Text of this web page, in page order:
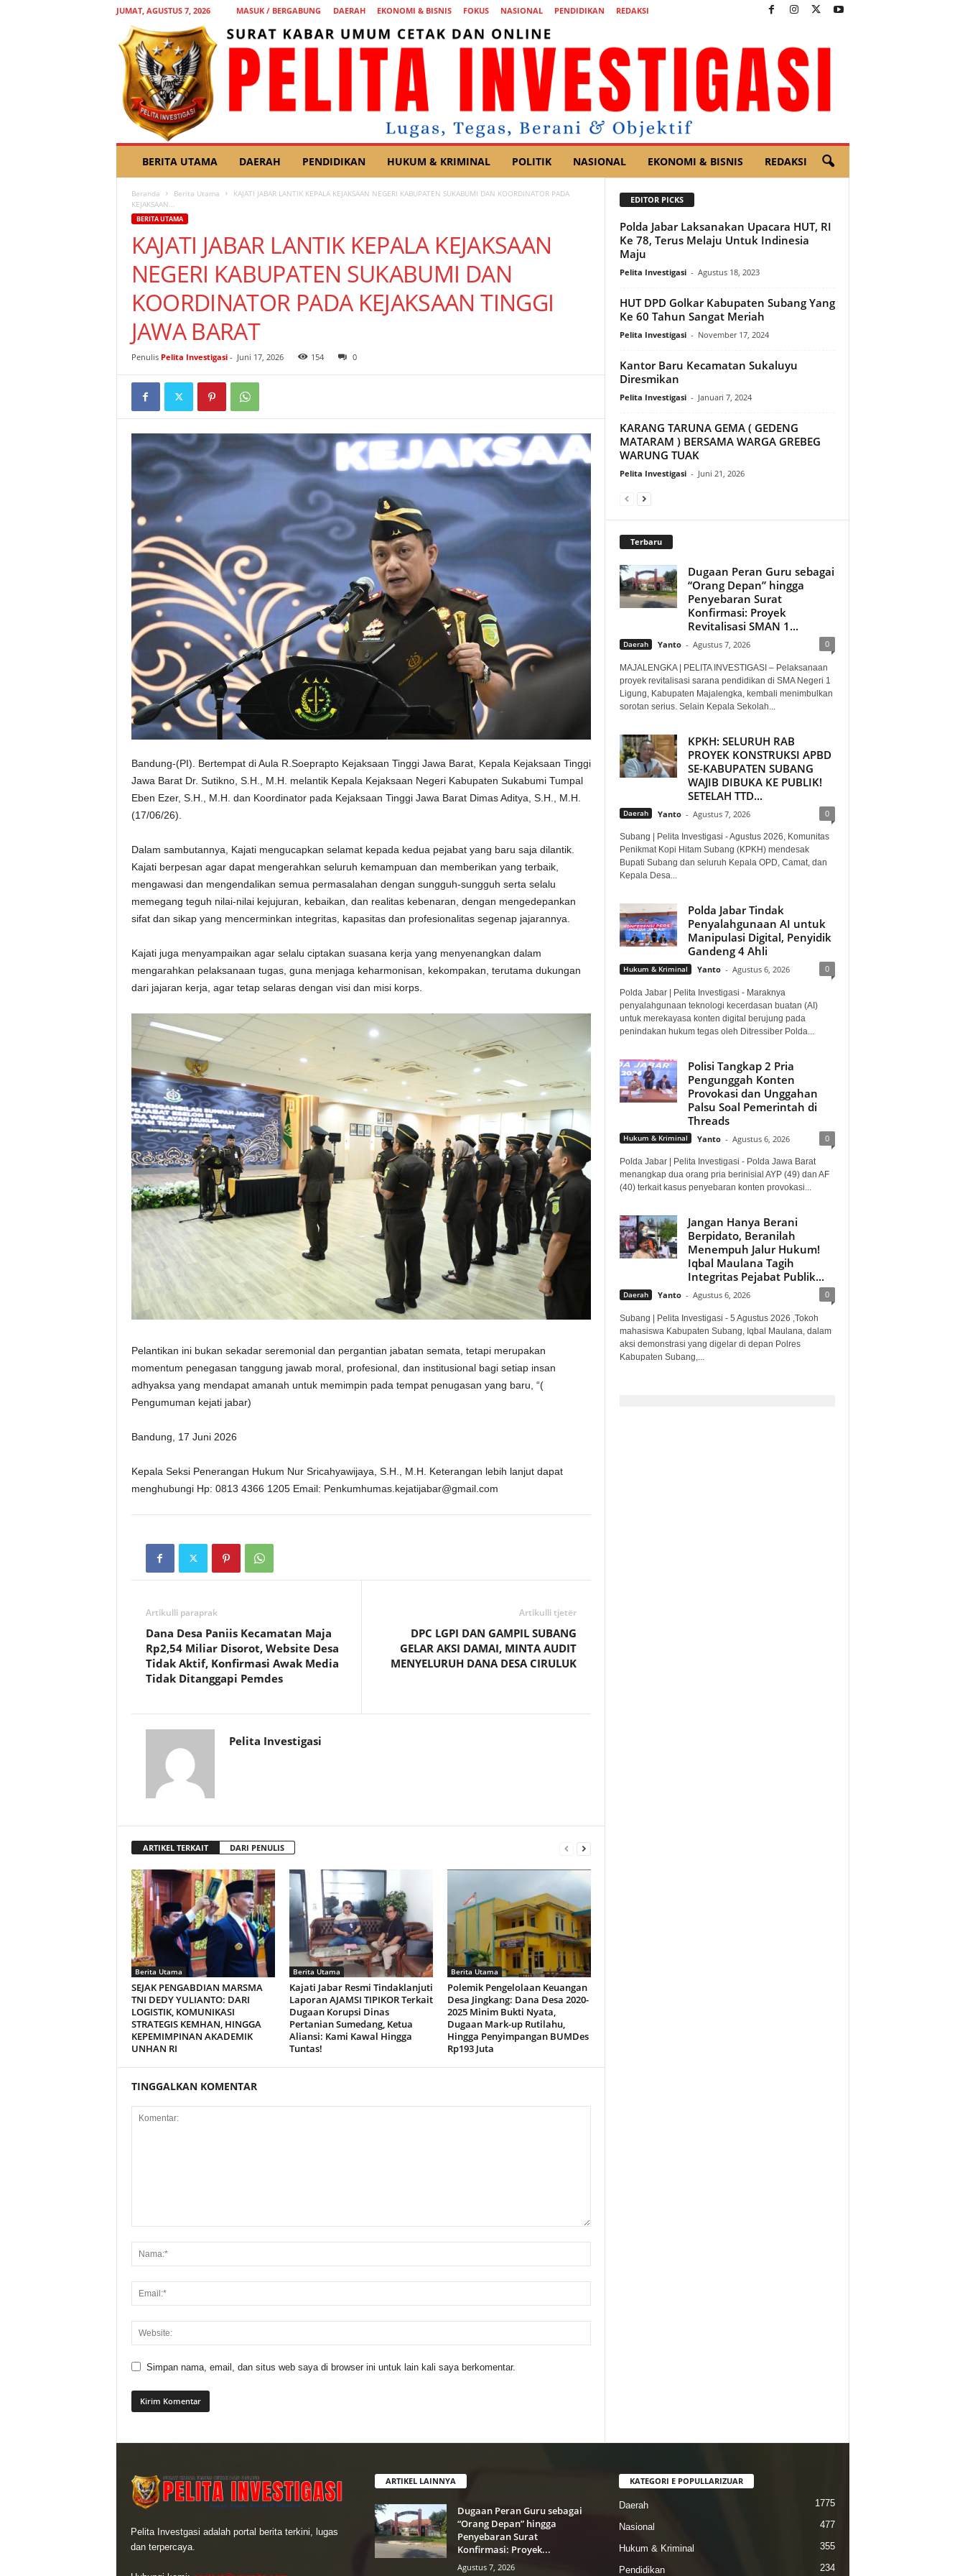
JUMAT, AGUSTUS 7, 2026 MASUK / BERGABUNG DAERAH EKONOMI & BISNIS FOKUS NASIONAL PENDIDIKAN REDAKSI
L
S
BERITA UTAMA DAERAH PENDIDIKAN HUKUM & KRIMINAL POLITIK NASIONAL EKONOMI & BISNIS REDAKSI
Beranda Berita Utama
KAJATI JABAR LANTIK KEPALA KEJAKSAAN NEGERI KABUPATEN SUKABUMI DAN KOORDINATOR PADA
KEJAKSAAN...
BERITA UTAMA
KAJATI JABAR LANTIK KEPALA KEJAKSAAN
NEGERI KABUPATEN SUKABUMI DAN
KOORDINATOR PADA KEJAKSAAN TINGGI
JAWA BARAT
Penulis Pelita Investigasi- Juni 17, 2026 154 0
Bandung-(PI). Bertempat di Aula R.Soeprapto Kejaksaan Tinggi Jawa Barat, Kepala Kejaksaan Tinggi
Jawa Barat Dr. Sutikno, S.H., M.H. melantik Kepala Kejaksaan Negeri Kabupaten Sukabumi Tumpal
Eben Ezer, S.H., M.H. dan Koordinator pada Kejaksaan Tinggi Jawa Barat Dimas Aditya, S.H., M.H.
(17/06/26).
Dalam sambutannya, Kajati mengucapkan selamat kepada kedua pejabat yang baru saja dilantik.
Kajati berpesan agar dapat mengerahkan seluruh kemampuan dan memberikan yang terbaik,
mengawasi dan mengendalikan semua permasalahan dengan sungguh-sungguh serta selalu
memegang teguh nilai-nilai kejujuran, kebaikan, dan realitas kebenaran, dengan mengedepankan
sifat dan sikap yang mencerminkan integritas, kapasitas dan profesionalitas segenap jajarannya.
Kajati juga menyampaikan agar selalu ciptakan suasana kerja yang menyenangkan dalam
mengarahkan pelaksanaan tugas, guna menjaga keharmonisan, kekompakan, terutama dukungan
dari jajaran kerja, agar tetap selaras dengan visi dan misi korps.
Pelantikan ini bukan sekadar seremonial dan pergantian jabatan semata, tetapi merupakan
momentum penegasan tanggung jawab moral, profesional, dan institusional bagi setiap insan
adhyaksa yang mendapat amanah untuk memimpin pada tempat penugasan yang baru, “(
Pengumuman kejati jabar)
Bandung, 17 Juni 2026
Kepala Seksi Penerangan Hukum Nur Sricahyawijaya, S.H., M.H. Keterangan lebih lanjut dapat
menghubungi Hp: 0813 4366 1205 Email: Penkumhumas.kejatijabar@gmail.com
Artikulli paraprak
Dana Desa Paniis Kecamatan Maja
Rp2,54 Miliar Disorot, Website Desa
Tidak Aktif, Konfirmasi Awak Media
Tidak Ditanggapi Pemdes
Artikulli tjetër
DPC LGPI DAN GAMPIL SUBANG
GELAR AKSI DAMAI, MINTA AUDIT
MENYELURUH DANA DESA CIRULUK
Pelita Investigasi
ARTIKEL TERKAIT DARI PENULIS
Berita Utama
SEJAK PENGABDIAN MARSMA
TNI DEDY YULIANTO: DARI
LOGISTIK, KOMUNIKASI
STRATEGIS KEMHAN, HINGGA
KEPEMIMPINAN AKADEMIK
UNHAN RI
Berita Utama
Kajati Jabar Resmi Tindaklanjuti
Laporan AJAMSI TIPIKOR Terkait
Dugaan Korupsi Dinas
Pertanian Sumedang, Ketua
Aliansi: Kami Kawal Hingga
Tuntas!
Berita Utama
Polemik Pengelolaan Keuangan
Desa Jingkang: Dana Desa 2020-
2025 Minim Bukti Nyata,
Dugaan Mark-up Rutilahu,
Hingga Penyimpangan BUMDes
Rp193 Juta
TINGGALKAN KOMENTAR
Simpan nama, email, dan situs web saya di browser ini untuk lain kali saya berkomentar.
EDITOR PICKS
Polda Jabar Laksanakan Upacara HUT, RI
Ke 78, Terus Melaju Untuk Indinesia
Maju
Pelita Investigasi - Agustus 18, 2023
HUT DPD Golkar Kabupaten Subang Yang
Ke 60 Tahun Sangat Meriah
Pelita Investigasi - November 17, 2024
Kantor Baru Kecamatan Sukaluyu
Diresmikan
Pelita Investigasi - Januari 7, 2024
KARANG TARUNA GEMA ( GEDENG
MATARAM ) BERSAMA WARGA GREBEG
WARUNG TUAK
Pelita Investigasi - Juni 21, 2026
Terbaru
Dugaan Peran Guru sebagai
“Orang Depan” hingga
Penyebaran Surat
Konfirmasi: Proyek
Revitalisasi SMAN 1...
Daerah Yanto - Agustus 7, 2026 0
MAJALENGKA | PELITA INVESTIGASI – Pelaksanaan
proyek revitalisasi sarana pendidikan di SMA Negeri 1
Ligung, Kabupaten Majalengka, kembali menimbulkan
sorotan serius. Selain Kepala Sekolah...
KPKH: SELURUH RAB
PROYEK KONSTRUKSI APBD
SE-KABUPATEN SUBANG
WAJIB DIBUKA KE PUBLIK!
SETELAH TTD...
Daerah Yanto - Agustus 7, 2026 0
Subang | Pelita Investigasi - Agustus 2026, Komunitas
Penikmat Kopi Hitam Subang (KPKH) mendesak
Bupati Subang dan seluruh Kepala OPD, Camat, dan
Kepala Desa...
Polda Jabar Tindak
Penyalahgunaan AI untuk
Manipulasi Digital, Penyidik
Gandeng 4 Ahli
Hukum & Kriminal Yanto - Agustus 6, 2026 0
Polda Jabar | Pelita Investigasi - Maraknya
penyalahgunaan teknologi kecerdasan buatan (AI)
untuk merekayasa konten digital berujung pada
penindakan hukum tegas oleh Ditressiber Polda...
Polisi Tangkap 2 Pria
Pengunggah Konten
Provokasi dan Unggahan
Palsu Soal Pemerintah di
Threads
Hukum & Kriminal Yanto - Agustus 6, 2026 0
Polda Jabar | Pelita Investigasi - Polda Jawa Barat
menangkap dua orang pria berinisial AYP (49) dan AF
(40) terkait kasus penyebaran konten provokasi...
Jangan Hanya Berani
Berpidato, Beranilah
Menempuh Jalur Hukum!
Iqbal Maulana Tagih
Integritas Pejabat Publik...
Daerah Yanto - Agustus 6, 2026 0
Subang | Pelita Investigasi - 5 Agustus 2026 ,Tokoh
mahasiswa Kabupaten Subang, Iqbal Maulana, dalam
aksi demonstrasi yang digelar di depan Polres
Kabupaten Subang,...
Pelita Investgasi adalah portal berita terkini, lugas
dan terpercaya.
ARTIKEL LAINNYA
Dugaan Peran Guru sebagai
“Orang Depan” hingga
Penyebaran Surat
Konfirmasi: Proyek...
Agustus 7, 2026
KATEGORI E POPULLARIZUAR
Daerah 1775
Nasional 477
Hukum & Kriminal 355
Pendidikan 234